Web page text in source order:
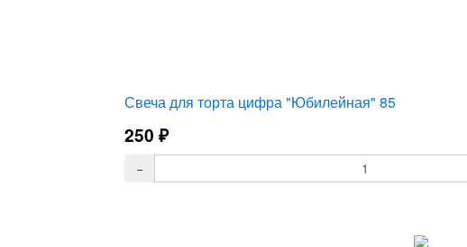
Свеча для торта цифра "Юбилейная" 85
250 ₽